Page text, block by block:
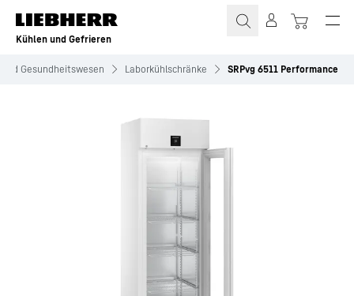
Zum Inhalt springen
Kühlen und Gefrieren
Gesundheitswesen Laborkühlschränke SRPvg 6511 Performance